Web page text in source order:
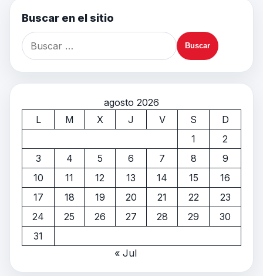
Buscar en el sitio
agosto 2026
L
M X J V S
D
1
2
3
4 5 6 7 8
9
10
11 12 13 14 15
16
17
18 19 20 21 22
23
24
25 26 27 28 29
30
31
« Jul